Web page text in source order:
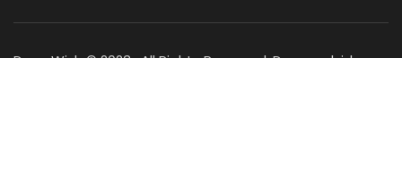
Dogs Wish © 2023 . All Rights Reserved. Desenvolvido por